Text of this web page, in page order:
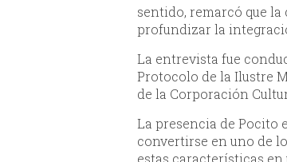
sentido, remarcó que
profundizar la
La entrevista fue
Protocolo de la Ilustre
de la Corporación
La presencia de Pocito
convertirse en uno de
estas características